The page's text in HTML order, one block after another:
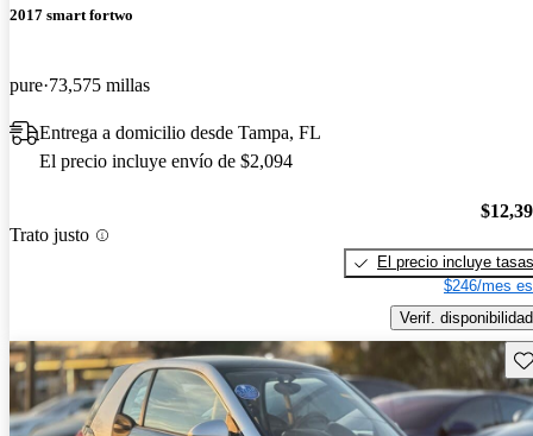
2017 smart fortwo
pure 73,575 millas
Entrega a domicilio desde Tampa, FL
El precio incluye envío de $2,094
Trato justo
El precio incluye tasas
$246/mes
Verif. disponibilidad